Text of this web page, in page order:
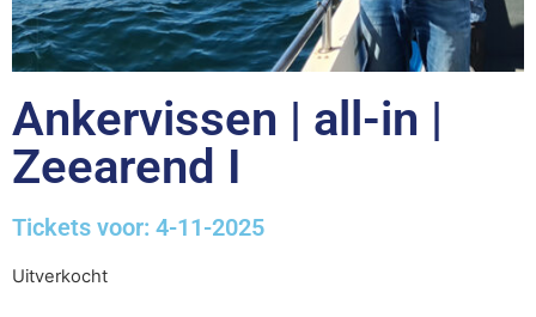
Ankervissen | all-in |
Zeearend I
Tickets voor: 4-11-2025
Uitverkocht